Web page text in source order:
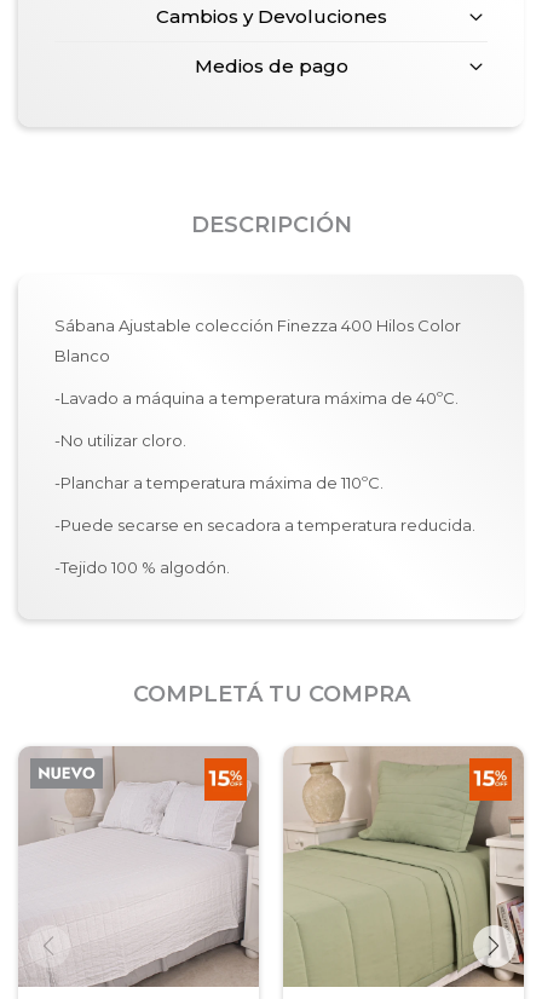
Cambios y Devoluciones
Medios de pago
DESCRIPCIÓN
Sábana Ajustable colección Finezza 400 Hilos Color
Blanco
-Lavado a máquina a temperatura máxima de 40ºC.
-No utilizar cloro.
-Planchar a temperatura máxima de 110ºC.
-Puede secarse en secadora a temperatura reducida.
-Tejido 100 % algodón.
COMPLETÁ TU COMPRA